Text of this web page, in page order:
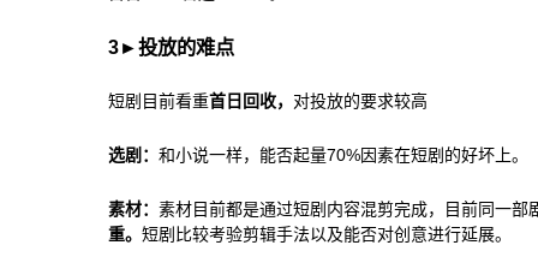
3►投放的难点
短剧目前看重首日回收， 对投放的要求较高
选剧： 和小说一样，能否起量70%因素在短剧的好坏上。
素材： 素材目前都是通过短剧内容混剪完成，目前同一部
重。 短剧比较考验剪辑手法以及能否对创意进行延展。